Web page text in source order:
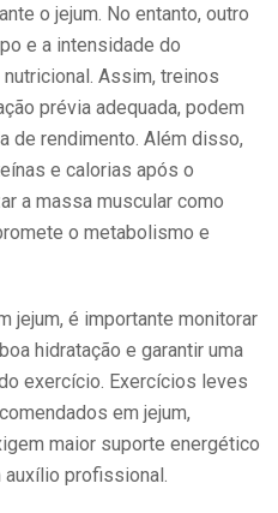
o jejum. No entanto, outro
e a intensidade do
Assim, treinos
prévia adequada, podem
de rendimento. Além disso,
e calorias após o
a massa muscular como
o metabolismo e
jejum, é importante monitorar
hidratação e garantir uma
exercício. Exercícios leves
em jejum,
maior suporte energético
profissional.